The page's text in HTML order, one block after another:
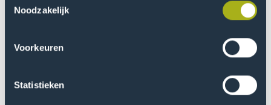
Noodzakelijk
Voorkeuren
Statistieken
Preeti
Deeltijdstudent